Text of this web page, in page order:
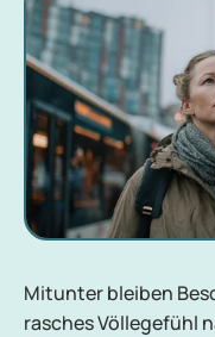
Mitunter bleiben
rasches Völlegefühl